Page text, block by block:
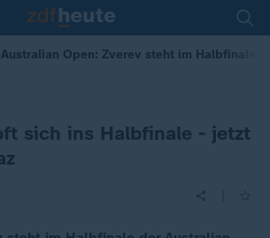
Australian Open: Zverev steht im Halbfinale -
sich ins Halbfinale - jetzt